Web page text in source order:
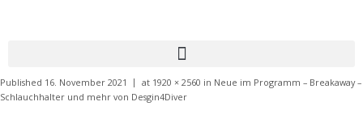
Published 16. November 2021 at 1920 × 2560 in Neue im Programm – Breakaway –
Schlauchhalter und mehr von Desgin4Diver